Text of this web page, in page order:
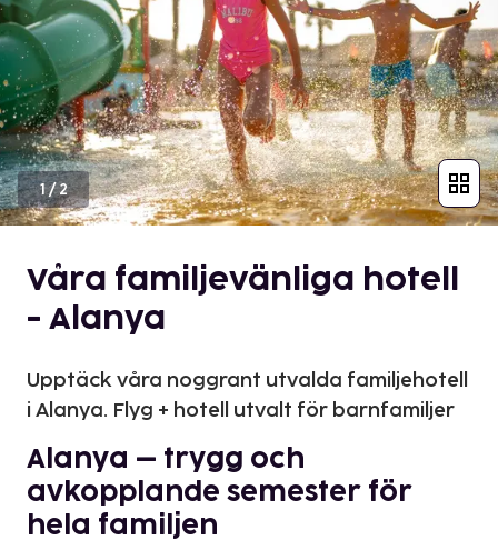
1/2
Våra familjevänliga hotell
- Alanya
Upptäck våra noggrant utvalda familjehotell
i Alanya. Flyg + hotell utvalt för barnfamiljer
Alanya – trygg och
avkopplande semester för
hela familjen